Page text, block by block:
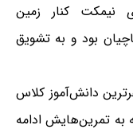
نیمکت کنار زمین
بود و به تشویق
دانش‌آموز کلاس
به تمرین‌هایش ادامه